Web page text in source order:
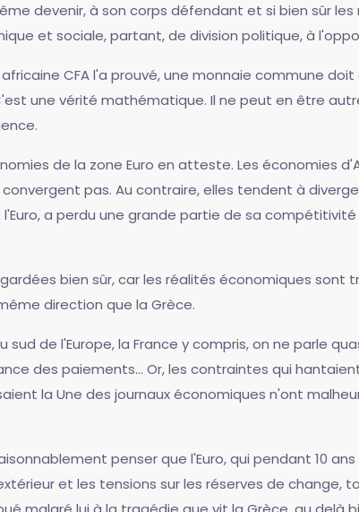
devenir, à son corps défendant et si bien sûr
et sociale, partant, de division politique, à
CFA l'a prouvé, une monnaie commune
une vérité mathématique. Il ne peut en être
de la zone Euro en atteste. Les économies
pas. Au contraire, elles tendent à
a perdu une grande partie de sa
bien sûr, car les réalités économiques sont
direction que la Grèce.
de l'Europe, la France y compris, on ne parle
des paiements... Or, les contraintes qui
la Une des journaux économiques n'ont
penser que l'Euro, qui pendant 10
et les tensions sur les réserves de